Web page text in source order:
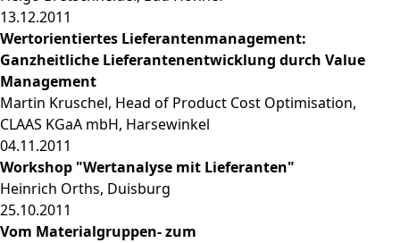
13.12.2011
Wertorientiertes Lieferantenmanagement:
Ganzheitliche Lieferantenentwicklung durch Value
Management
Martin Kruschel, Head of Product Cost Optimisation,
CLAAS KGaA mbH, Harsewinkel
04.11.2011
Workshop "Wertanalyse mit Lieferanten"
Heinrich Orths, Duisburg
25.10.2011
Vom Materialgruppen- zum